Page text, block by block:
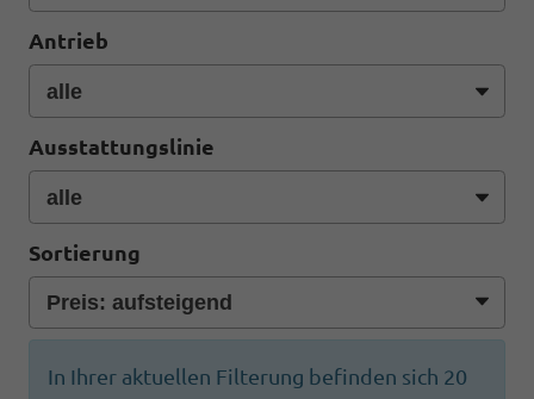
Antrieb
Ausstattungslinie
Sortierung
In Ihrer aktuellen Filterung befinden sich 20